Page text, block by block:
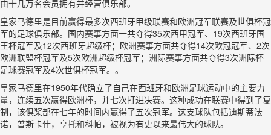
由十几万名会员拥有并经营俱乐部。
皇家马德里是目前赢得最多次西班牙甲级联赛和欧洲冠军联赛及世俱杯冠
军的足球俱乐部。国内赛事方面一共夺得35次西甲冠军、19次西班牙国
王杯冠军及12次西班牙超级杯；欧洲赛事方面共夺得14次欧冠冠军、2次
欧洲联盟杯冠军及5次欧洲超级杯冠军；洲际赛事方面共夺得3次洲际杯
足球赛冠军及4次世俱杯冠军。。
皇家马德里在1950年代确立了自己在西班牙和欧洲足球运动中的主要力
量，连续五次赢得欧洲杯，并七次打进决赛。这种成功在联赛中得到了复
制，该俱桨部在七年的时间内赢得了五次冠军。这支球队包括迪斯蒂法
诺，普斯卡什，亨托和科帕，被视为有史以来最伟大的球队。